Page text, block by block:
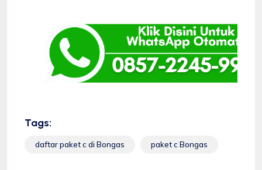
Tags:
daftar paket c di Bongas paket c Bongas